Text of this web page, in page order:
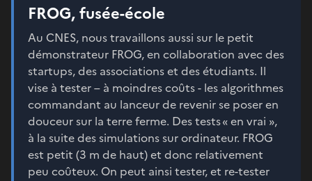
FROG, fusée-école
Au CNES, nous travaillons aussi sur le petit
démonstrateur FROG, en collaboration avec des
startups, des associations et des étudiants. Il
vise à tester – à moindres coûts - les algorithmes
commandant au lanceur de revenir se poser en
douceur sur la terre ferme. Des tests « en vrai »,
à la suite des simulations sur ordinateur. FROG
est petit (3 m de haut) et donc relativement
peu coûteux. On peut ainsi tester, et re-tester